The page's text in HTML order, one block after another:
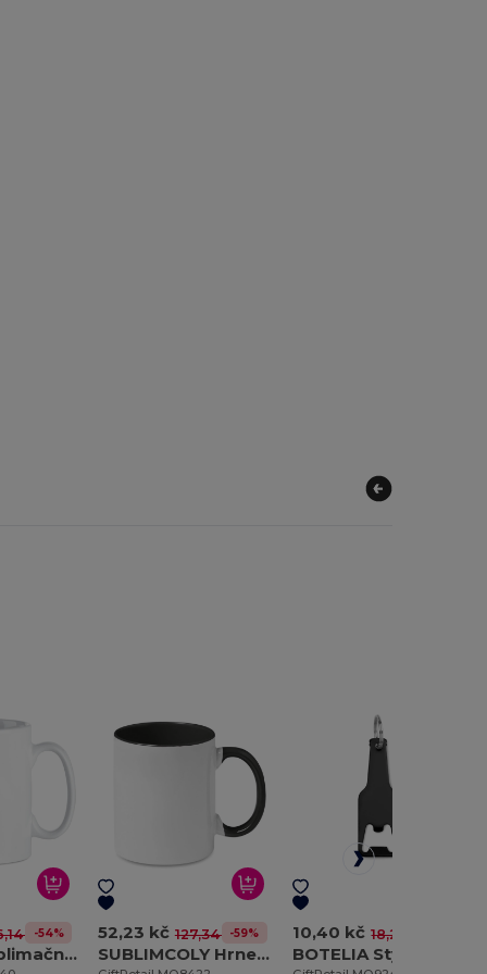
kč-54%
SUBLIM Sublimační hrnek 300ml
52,23 kč 127,34 kč-59%
SUBLIMCOLY Hrnek k barevné sublimaci
10,40 kč 18,26 kč